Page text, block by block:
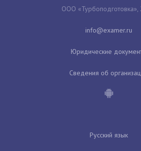
ООО «Турбоподготовка»,
Юридические
Сведения об
Русский язык